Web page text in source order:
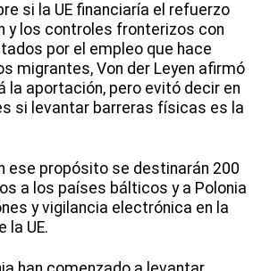
si la UE financiaría el refuerzo
y los controles fronterizos con
por el empleo que hace
migrantes, Von der Leyen afirmó
la aportación, pero evitó decir en
si levantar barreras físicas es la
ese propósito se destinarán 200
a los países bálticos y a Polonia
y vigilancia electrónica en la
la UE.